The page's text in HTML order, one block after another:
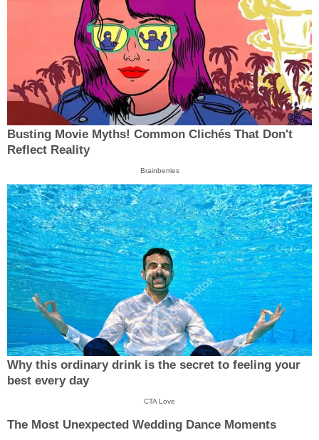
Busting Movie Myths! Common Clichés That Don't
Reflect Reality
Brainberries
Why this ordinary drink is the secret to feeling your
best every day
CTA Love
The Most Unexpected Wedding Dance Moments